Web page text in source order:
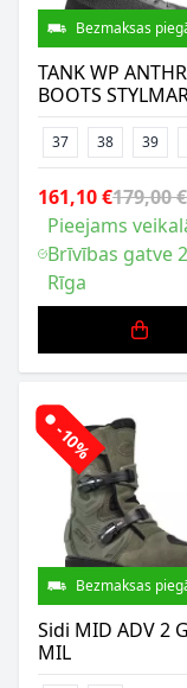
Bezmaksas
TANK WP
BOOTS
37 38 39
161,10 €179,00 €
Pieejams
Brīvības gatve
Rīga
-10%
Bezmaksas
Sidi MID ADV 2
MIL